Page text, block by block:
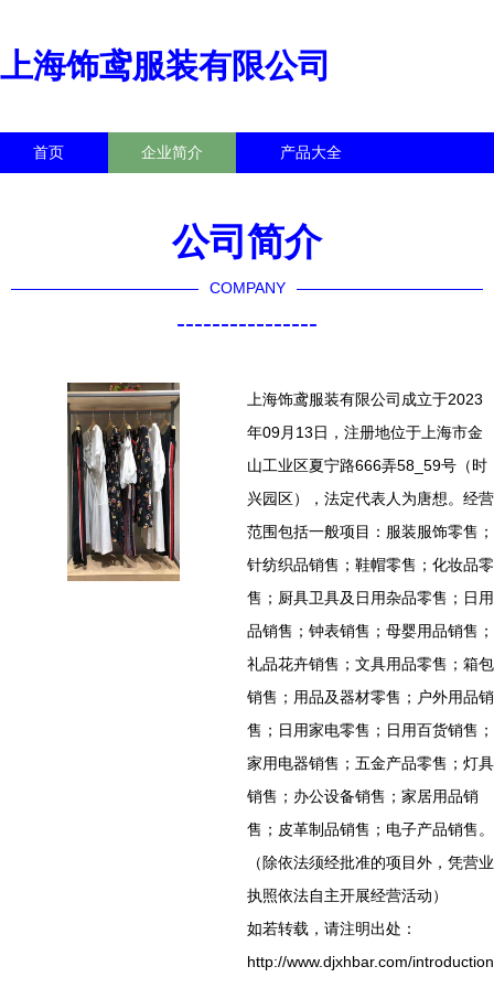
上海饰鸢服装有限公司
首页 企业简介 产品大全
公司简介
COMPANY
----------------
上海饰鸢服装有限公司成立于2023
年09月13日，注册地位于上海市金
山工业区夏宁路666弄58_59号（时
兴园区），法定代表人为唐想。经营
范围包括一般项目：服装服饰零售；
针纺织品销售；鞋帽零售；化妆品零
售；厨具卫具及日用杂品零售；日用
品销售；钟表销售；母婴用品销售；
礼品花卉销售；文具用品零售；箱包
销售；用品及器材零售；户外用品销
售；日用家电零售；日用百货销售；
家用电器销售；五金产品零售；灯具
销售；办公设备销售；家居用品销
售；皮革制品销售；电子产品销售。
（除依法须经批准的项目外，凭营业
执照依法自主开展经营活动）
如若转载，请注明出处：
http://www.djxhbar.com/